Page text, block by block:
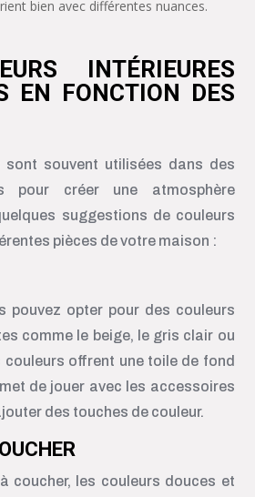
bien avec différentes nuances.
INTÉRIEURES
EN FONCTION DES
sont souvent utilisées dans des
pour créer une atmosphère
suggestions de couleurs
pièces de votre maison :
pouvez opter pour des couleurs
comme le beige, le gris clair ou
couleurs offrent une toile de fond
de jouer avec les accessoires
des touches de couleur.
coucher, les couleurs douces et